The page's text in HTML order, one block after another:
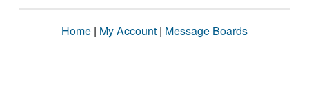
Home | My Account | Message Boards